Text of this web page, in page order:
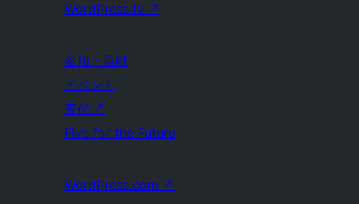
WordPress.tv ↗
参加・貢献
イベント
寄付 ↗
Five for the Future
WordPress.com ↗